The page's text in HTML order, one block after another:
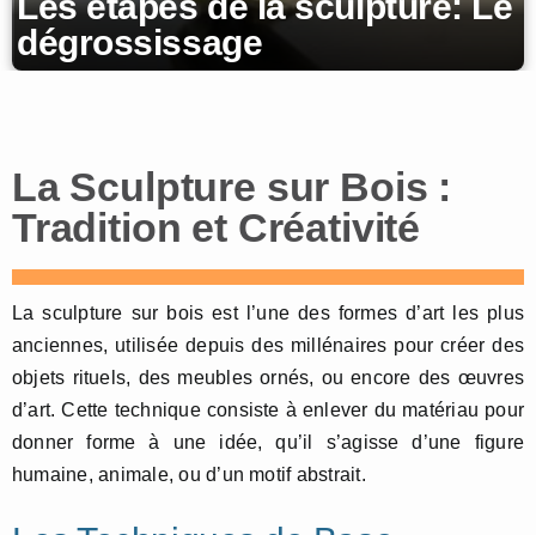
dégrossissage
La Sculpture sur Bois :
Tradition et Créativité
La sculpture sur bois est l’une des formes d’art les plus
anciennes, utilisée depuis des millénaires pour créer des
objets rituels, des meubles ornés, ou encore des œuvres
d’art. Cette technique consiste à enlever du matériau pour
donner forme à une idée, qu’il s’agisse d’une figure
humaine, animale, ou d’un motif abstrait.